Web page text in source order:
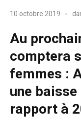
10 octobre 2019
Au
comptera
femmes :
une
rapport à